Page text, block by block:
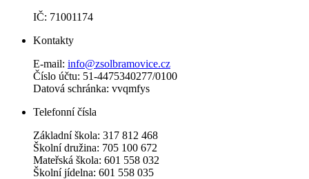
IČ: 71001174
Kontakty
E-mail: info@zsolbramovice.cz
Číslo účtu: 51-4475340277/0100
Datová schránka: vvqmfys
Telefonní čísla
Základní škola: 317 812 468
Školní družina: 705 100 672
Mateřská škola: 601 558 032
Školní jídelna: 601 558 035